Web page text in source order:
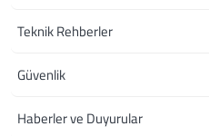
Teknik Rehberler
Güvenlik
Haberler ve Duyurular